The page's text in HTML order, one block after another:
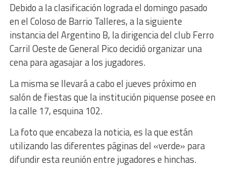
Debido a la clasificación lograda el domingo pasado
en el Coloso de Barrio Talleres, a la siguiente
instancia del Argentino B, la dirigencia del club Ferro
Carril Oeste de General Pico decidió organizar una
cena para agasajar a los jugadores.
La misma se llevará a cabo el jueves próximo en
salón de fiestas que la institución piquense posee en
la calle 17, esquina 102.
La foto que encabeza la noticia, es la que están
utilizando las diferentes páginas del «verde» para
difundir esta reunión entre jugadores e hinchas.